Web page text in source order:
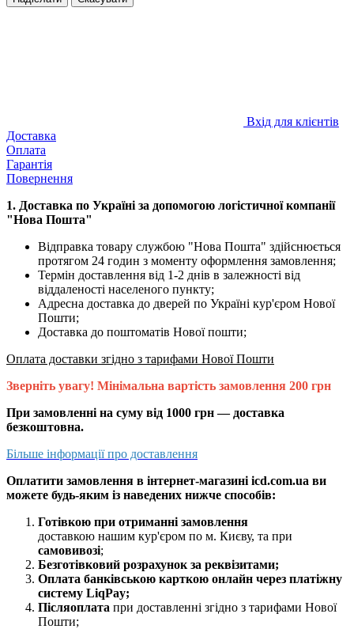
Вхід для клієнтів
Доставка
Оплата
Гарантія
Повернення
1. Доставка по Україні за допомогою логістичної компанії
"Нова Пошта"
Відправка товару службою "Нова Пошта" здійснюється
протягом 24 годин з моменту оформлення замовлення;
Термін доставлення від 1-2 днів в залежності від
віддаленості населеного пункту;
Адресна доставка до дверей по Україні кур'єром Нової
Пошти;
Доставка до поштоматів Нової пошти;
Оплата доставки згідно з тарифами Нової Пошти
Зверніть увагу! Мінімальна вартість замовлення 200 грн
При замовленні на суму від 1000 грн — доставка
безкоштовна.
Більше інформації про доставлення
Оплатити замовлення в інтернет-магазині icd.com.ua ви
можете будь-яким із наведених нижче способів:
Готівкою при отриманні замовлення
доставкою нашим кур'єром по м. Києву, та при
самовивозі;
Безготівковий розрахунок за реквізитами;
Оплата банківською карткою онлайн через платіжну
систему LiqPay;
Післяоплата при доставленні згідно з тарифами Нової
Пошти;